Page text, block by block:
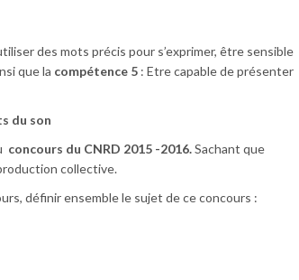
des mots précis pour s’exprimer, être sensible
que la compétence 5 : Etre capable de présenter
du son
concours du CNRD 2015 -2016.Sachant que
collective.
définir ensemble le sujet de ce concours :